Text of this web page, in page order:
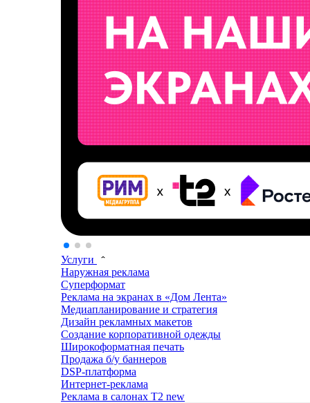
Услуги
Наружная реклама
Суперформат
Реклама на экранах в «Дом Лента»
Медиапланирование и стратегия
Дизайн рекламных макетов
Создание корпоративной одежды
Широкоформатная печать
Продажа б/у баннеров
DSP-платформа
Интернет-реклама
Реклама в салонах T2 new